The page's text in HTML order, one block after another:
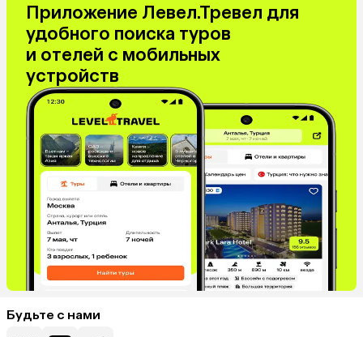
Приложение Левел.Тревел для
удобного поиска туров
и отелей с мобильных
устройств
Будьте с нами